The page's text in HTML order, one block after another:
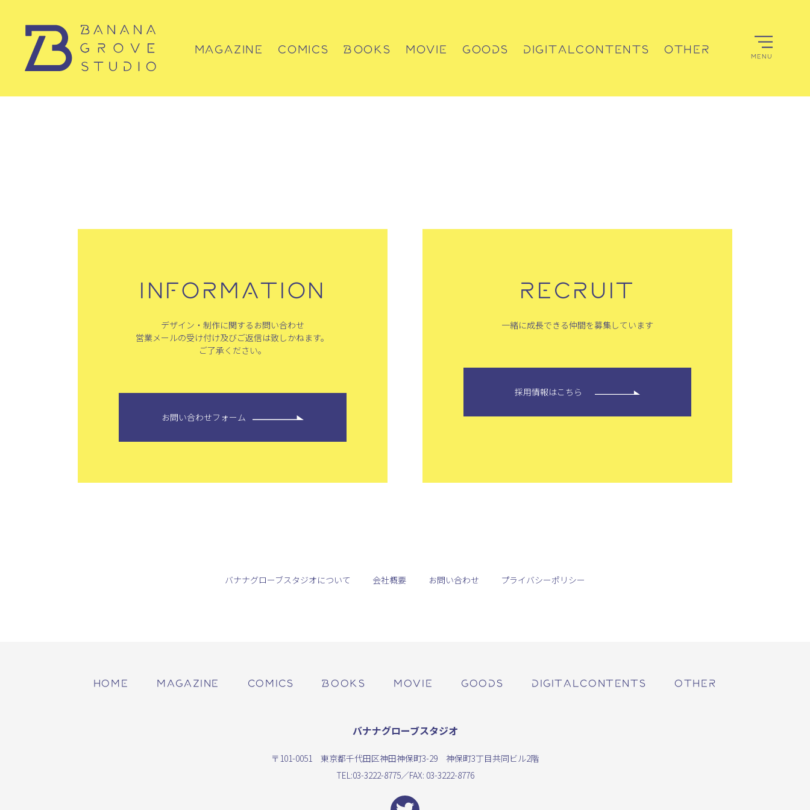
MAGAZINE COMICS BOOKS MOVIE GOODS DIGITALCONTENTS OTHER MENU
INFORMATION
デザイン・制作に関するお問い合わせ
営業メールの受け付け及びご返信は致しかねます。
ご了承ください。
お問い合わせフォーム
RECRUIT
一緒に成長できる仲間を募集しています
採用情報はこちら
バナナグローブスタジオについて 会社概要 お問い合わせ プライバシーポリシー
HOME MAGAZINE COMICS BOOKS MOVIE GOODS DIGITALCONTENTS OTHER
バナナグローブスタジオ
〒101-0051 東京都千代田区神田神保町3-29 神保町3丁目共同ビル2階
TEL:03-3222-8775／FAX: 03-3222-8776